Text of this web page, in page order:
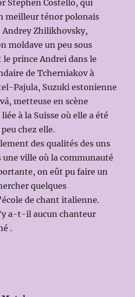
Stephen Costello, qui
meilleur ténor polonais
Zhilikhovsky,
moldave un peu sous
prince Andrei dans le
de Tcherniakov à
Pajula, Suzuki estonienne
metteuse en scène
à la Suisse où elle a été
chez elle.
des qualités des uns
une ville où la communauté
on eût pu faire un
quelques
de chant italienne.
a-t-il aucun chanteur
.